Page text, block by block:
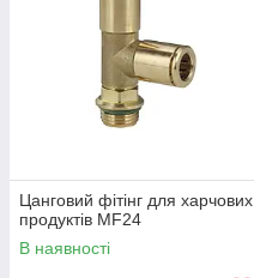
Цанговий фітінг для харчових
продуктів MF24
В наявності